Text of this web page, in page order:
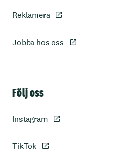
Reklamera
Jobba hos oss
Följ oss
Instagram
TikTok